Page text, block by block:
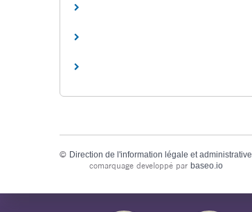
© Direction de l'information légale et administrative
comarquage developpé par baseo.io